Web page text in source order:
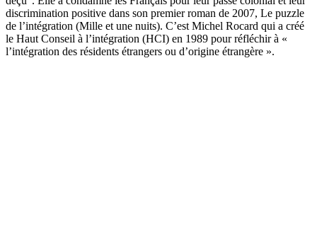
discrimination positive dans son premier roman de 2007, Le puzzle
de l’intégration (Mille et une nuits). C’est Michel Rocard qui a créé
le Haut Conseil à l’intégration (HCI) en 1989 pour réfléchir à «
l’intégration des résidents étrangers ou d’origine étrangère ».